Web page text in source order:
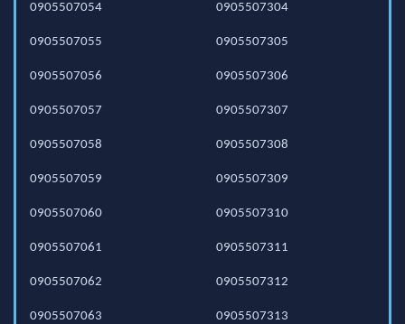
0905507054
0905507055
0905507056
0905507057
0905507058
0905507059
0905507060
0905507061
0905507062
0905507063
0905507304
0905507305
0905507306
0905507307
0905507308
0905507309
0905507310
0905507311
0905507312
0905507313